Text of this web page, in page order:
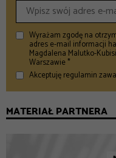
Wyrażam zgodę na
adres e-mail informacji
Magdalena Malutko-
Warszawie *
Akceptuję regulamin
MATERIAŁ PARTNERA